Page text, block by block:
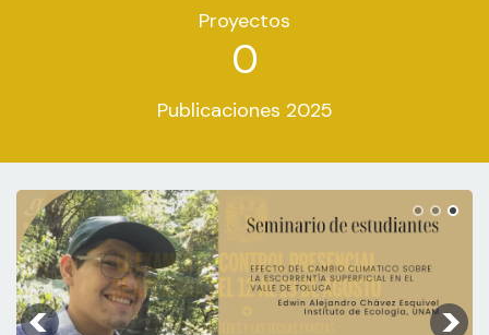
Proyectos
0
Publicaciones 2025